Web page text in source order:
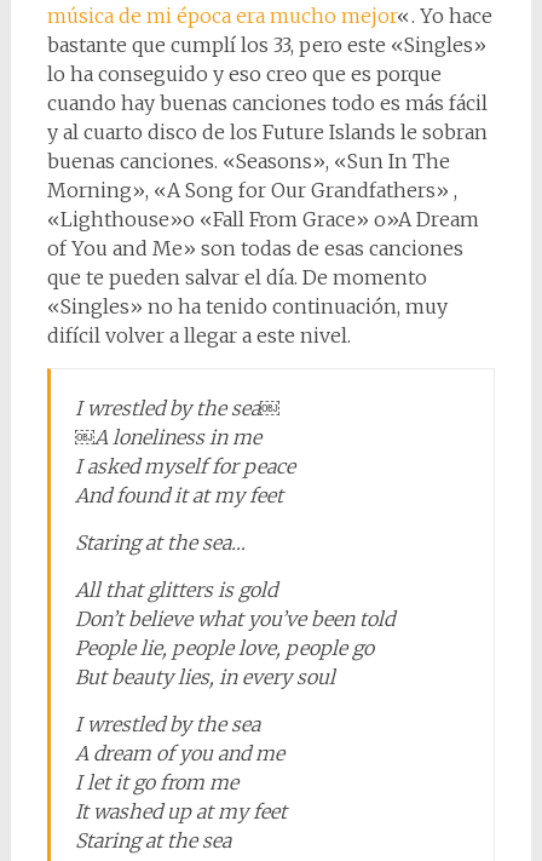
música de mi época era mucho mejor«. Yo hace
bastante que cumplí los 33, pero este «Singles»
lo ha conseguido y eso creo que es porque
cuando hay buenas canciones todo es más fácil
y al cuarto disco de los Future Islands le sobran
buenas canciones. «Seasons», «Sun In The
Morning», «A Song for Our Grandfathers» ,
«Lighthouse»o «Fall From Grace» o»A Dream
of You and Me» son todas de esas canciones
que te pueden salvar el día. De momento
«Singles» no ha tenido continuación, muy
difícil volver a llegar a este nivel.
I wrestled by the sea￼
￼A loneliness in me
I asked myself for peace
And found it at my feet
Staring at the sea…
All that glitters is gold
Don’t believe what you’ve been told
People lie, people love, people go
But beauty lies, in every soul
I wrestled by the sea
A dream of you and me
I let it go from me
It washed up at my feet
Staring at the sea